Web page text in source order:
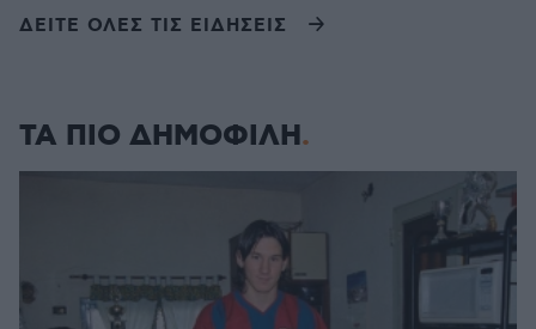
ΔΕΙΤΕ ΟΛΕΣ ΤΙΣ ΕΙΔΗΣΕΙΣ
ΤΑ ΠΙΟ ΔΗΜΟΦΙΛΗ